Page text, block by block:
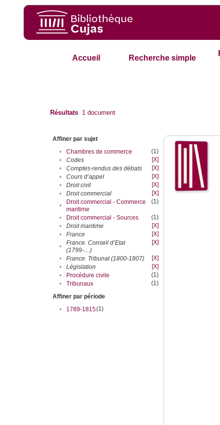
Accueil Recherche simple
Résultats 1 document
Affiner par sujet
•
Chambres de commerce
(1)
•
Codes
[X]
•
Comptes-rendus des débats
[X]
•
Cours d’appel
[X]
•
Droit civil
[X]
•
Droit commercial
[X]
•
Droit commercial - Commerce
maritime
(1)
• Droit commercial - Sources
(1)
•
Droit maritime
[X]
•
France
[X]
•
France. Conseil d’Etat
(1799-....)
[X]
• France. Tribunat (1800-1807)
[X]
•
Législation
[X]
•
Procédure civile
(1)
•
Tribunaux
(1)
Affiner par période
•
1789-1815(1)